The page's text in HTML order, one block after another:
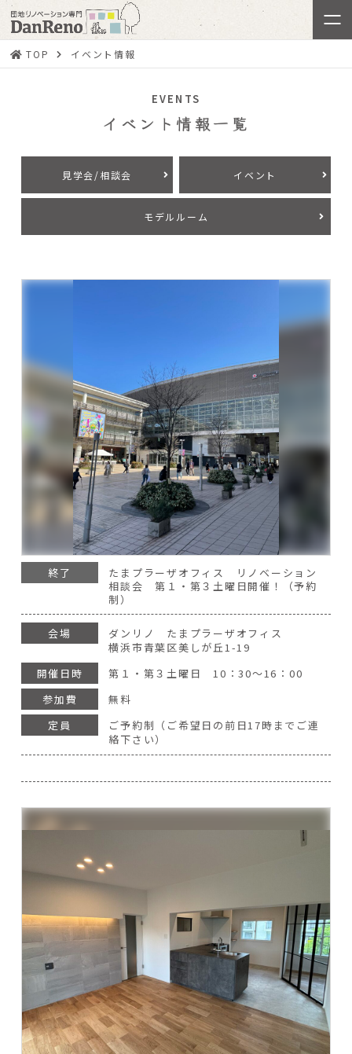
TOP イベント情報
EVENTS
イベント情報一覧
見学会/相談会 イベント
モデルルーム
終了
たまプラーザオフィス リノベーション
相談会 第１・第３土曜日開催！（予約
制）
会場
ダンリノ たまプラーザオフィス
横浜市青葉区美しが丘1-19
開催日時
第１・第３土曜日 10：30～16：00
参加費
無料
定員
ご予約制（ご希望日の前日17時までご連
絡下さい）